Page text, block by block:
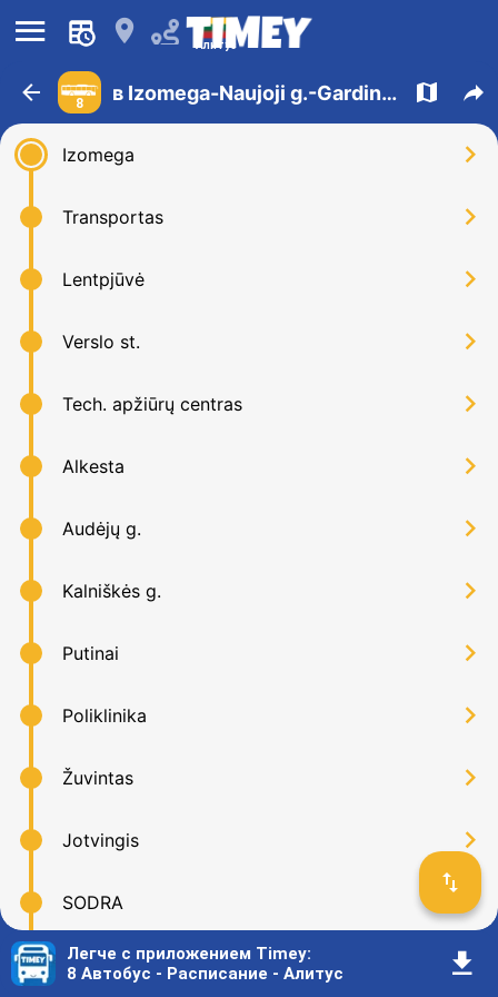
󰍜 󰍎 Алитус
󰁍 8 в Izomega-Naujoji g.-Gardino g.-AB "DAINAVA" 󰍍 󰒖
Izomega 󰅂
Transportas 󰅂
Lentpjūvė 󰅂
Verslo st. 󰅂
Tech. apžiūrų centras 󰅂
Alkesta 󰅂
Audėjų g. 󰅂
Kalniškės g. 󰅂
Putinai 󰅂
Poliklinika 󰅂
Žuvintas 󰅂
Jotvingis 󰅂
SODRA 󰅂
A. Ramanausko-Vanago gimnazija 󰅂
󰓢
Легче с приложением Timey:
8 Автобус - Расписание - Алитус
󰇚